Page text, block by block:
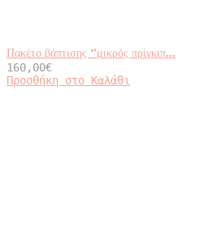
Πακέτο βάπτισης ‘’μικρός πρίγκιπ...
160,00€
Προσθήκη στο Καλάθι